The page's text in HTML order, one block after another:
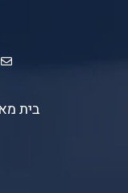
בית